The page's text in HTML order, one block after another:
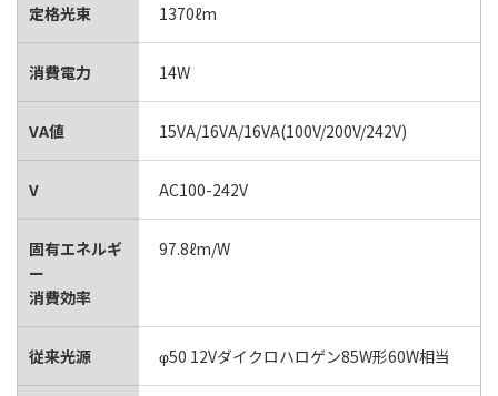
定格光束 1370ℓm
消費電力 14W
VA値 15VA/16VA/16VA(100V/200V/242V)
V AC100-242V
固有エネルギ
ー
消費効率
97.8ℓm/W
従来光源 φ50 12Vダイクロハロゲン85W形60W相当